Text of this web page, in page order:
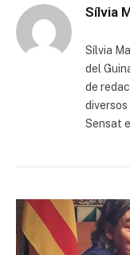
Sílvia
Sílvia
del
de
Sensat